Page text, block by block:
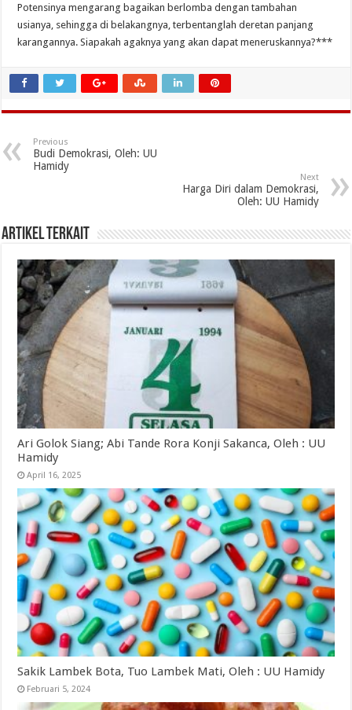
Potensinya mengarang bagaikan berlomba dengan tambahan
usianya, sehingga di belakangnya, terbentanglah deretan panjang
karangannya. Siapakah agaknya yang akan dapat meneruskannya?***
Previous
Budi Demokrasi, Oleh: UU
Hamidy
Next
Harga Diri dalam Demokrasi,
Oleh: UU Hamidy
Artikel Terkait
Ari Golok Siang; Abi Tande Rora Konji Sakanca, Oleh : UU
Hamidy
April 16, 2025
Sakik Lambek Bota, Tuo Lambek Mati, Oleh : UU Hamidy
Februari 5, 2024